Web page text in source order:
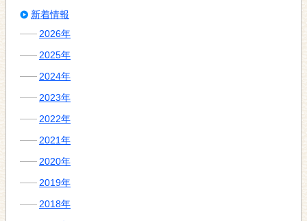
新着情報
2026年
2025年
2024年
2023年
2022年
2021年
2020年
2019年
2018年